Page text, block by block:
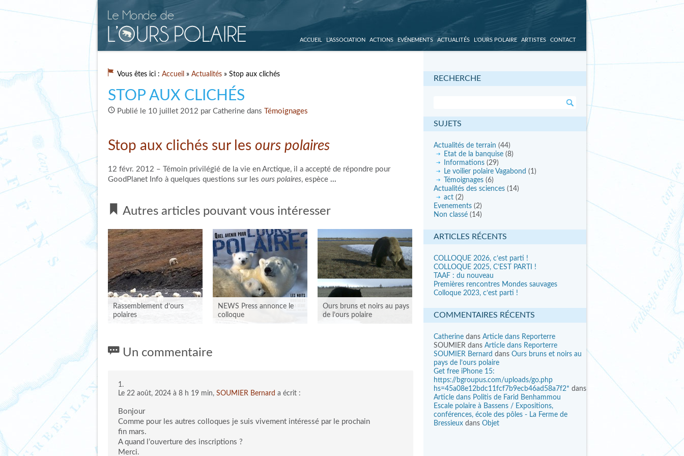
ACCUEIL L’ASSOCIATION ACTIONS EVÉNEMENTS ACTUALITÉS L’OURS POLAIRE ARTISTES CONTACT
Vous êtes ici : Accueil » Actualités » Stop aux clichés
STOP AUX CLICHÉS
Publié le 10 juillet 2012 par Catherine dans Témoignages
Stop aux clichés sur les ours polaires
12 févr. 2012 – Témoin privilégié de la vie en Arctique, il a accepté de répondre pour
GoodPlanet Info à quelques questions sur les ours polaires, espèce …
Autres articles pouvant vous intéresser
Rassemblement d’ours
polaires
RASSEMBLEMENT
D’OURS POLAIRES
NEWS Press annonce le
colloque
LE COLLOQUE
Ours bruns et noirs au pays
de l’ours polaire
Un commentaire
Le 22 août, 2024 à 8 h 19 min, SOUMIER Bernard a écrit :
Bonjour
Comme pour les autres colloques je suis vivement intéressé par le prochain
fin mars.
A quand l’ouverture des inscriptions ?
Merci.
RECHERCHE
SUJETS
Actualités de terrain (44)
Etat de la banquise (8)
Informations (29)
Le voilier polaire Vagabond (1)
Témoignages (6)
Actualités des sciences (14)
act (2)
Evenements (2)
Non classé (14)
ARTICLES RÉCENTS
COLLOQUE 2026, c’est parti !
COLLOQUE 2025, C’EST PARTI !
TAAF : du nouveau
Premières rencontres Mondes sauvages
Colloque 2023, c’est parti !
COMMENTAIRES RÉCENTS
Catherine dans Article dans Reporterre
SOUMIER dans Article dans Reporterre
SOUMIER Bernard dans Ours bruns et noirs au
pays de l’ours polaire
Get free iPhone 15:
https://bgroupus.com/uploads/go.php
hs=45a08e12bdc11fcf7b9ecb46ad58a7f2* dans
Article dans Politis de Farid Benhammou
Escale polaire à Bassens / Expositions,
conférences, école des pôles - La Ferme de
Bressieux dans Objet